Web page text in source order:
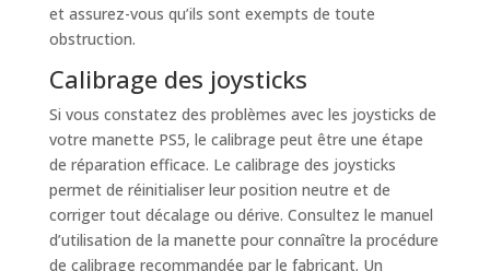
et assurez-vous qu’ils sont exempts de toute
obstruction.
Calibrage des joysticks
Si vous constatez des problèmes avec les joysticks de
votre manette PS5, le calibrage peut être une étape
de réparation efficace. Le calibrage des joysticks
permet de réinitialiser leur position neutre et de
corriger tout décalage ou dérive. Consultez le manuel
d’utilisation de la manette pour connaître la procédure
de calibrage recommandée par le fabricant. Un